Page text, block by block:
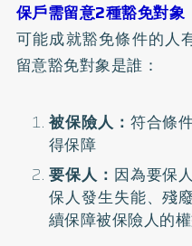
保戶需留意2種豁免對象
可能成就豁免條件的人
留意豁免對象是誰：
被保險人： 符合條
得保障
要保人： 因為要保
保人發生失能、殘
續保障被保險人的權